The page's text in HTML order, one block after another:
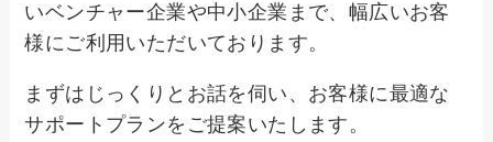
いベンチャー企業や中小企業まで、幅広いお客
様にご利用いただいております。
まずはじっくりとお話を伺い、お客様に最適な
サポートプランをご提案いたします。